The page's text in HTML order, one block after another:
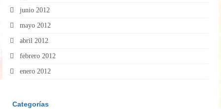
junio 2012
mayo 2012
abril 2012
febrero 2012
enero 2012
Categorías